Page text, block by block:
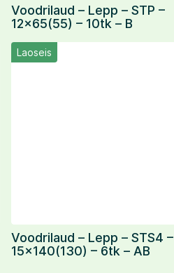
Voodrilaud – Lepp – STP –
12×65(55) – 10tk – B
Laoseis
Voodrilaud – Lepp – STS4 –
15×140(130) – 6tk – AB